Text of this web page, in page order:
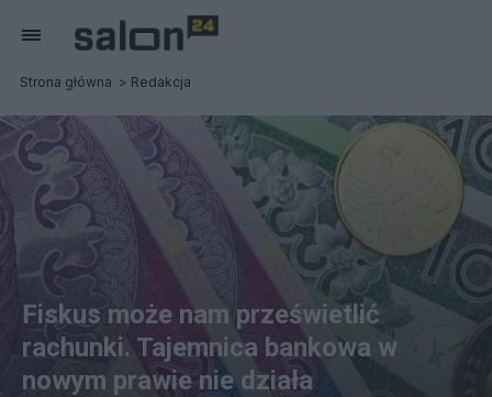
Strona główna Redakcja
Fiskus może nam prześwietlić
rachunki. Tajemnica bankowa w
nowym prawie nie działa